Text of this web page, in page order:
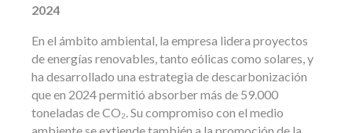
2024
En el ámbito ambiental, la empresa lidera proyectos
de energías renovables, tanto eólicas como solares, y
ha desarrollado una estrategia de descarbonización
que en 2024 permitió absorber más de 59.000
toneladas de CO₂. Su compromiso con el medio